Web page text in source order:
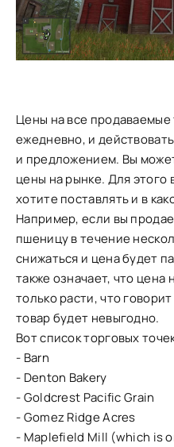
Цены на все продаваемые
ежедневно, и
и предложением. Вы
цены на рынке. Для этого
хотите поставлять и в
Например, если вы
пшеницу в течение
снижаться и цена будет
также означает, что
только расти, что
товар будет невыгодно.
Вот список торговых
- Barn
- Denton Bakery
- Goldcrest Pacific Grain
- Gomez Ridge Acres
- Maplefield Mill (which is